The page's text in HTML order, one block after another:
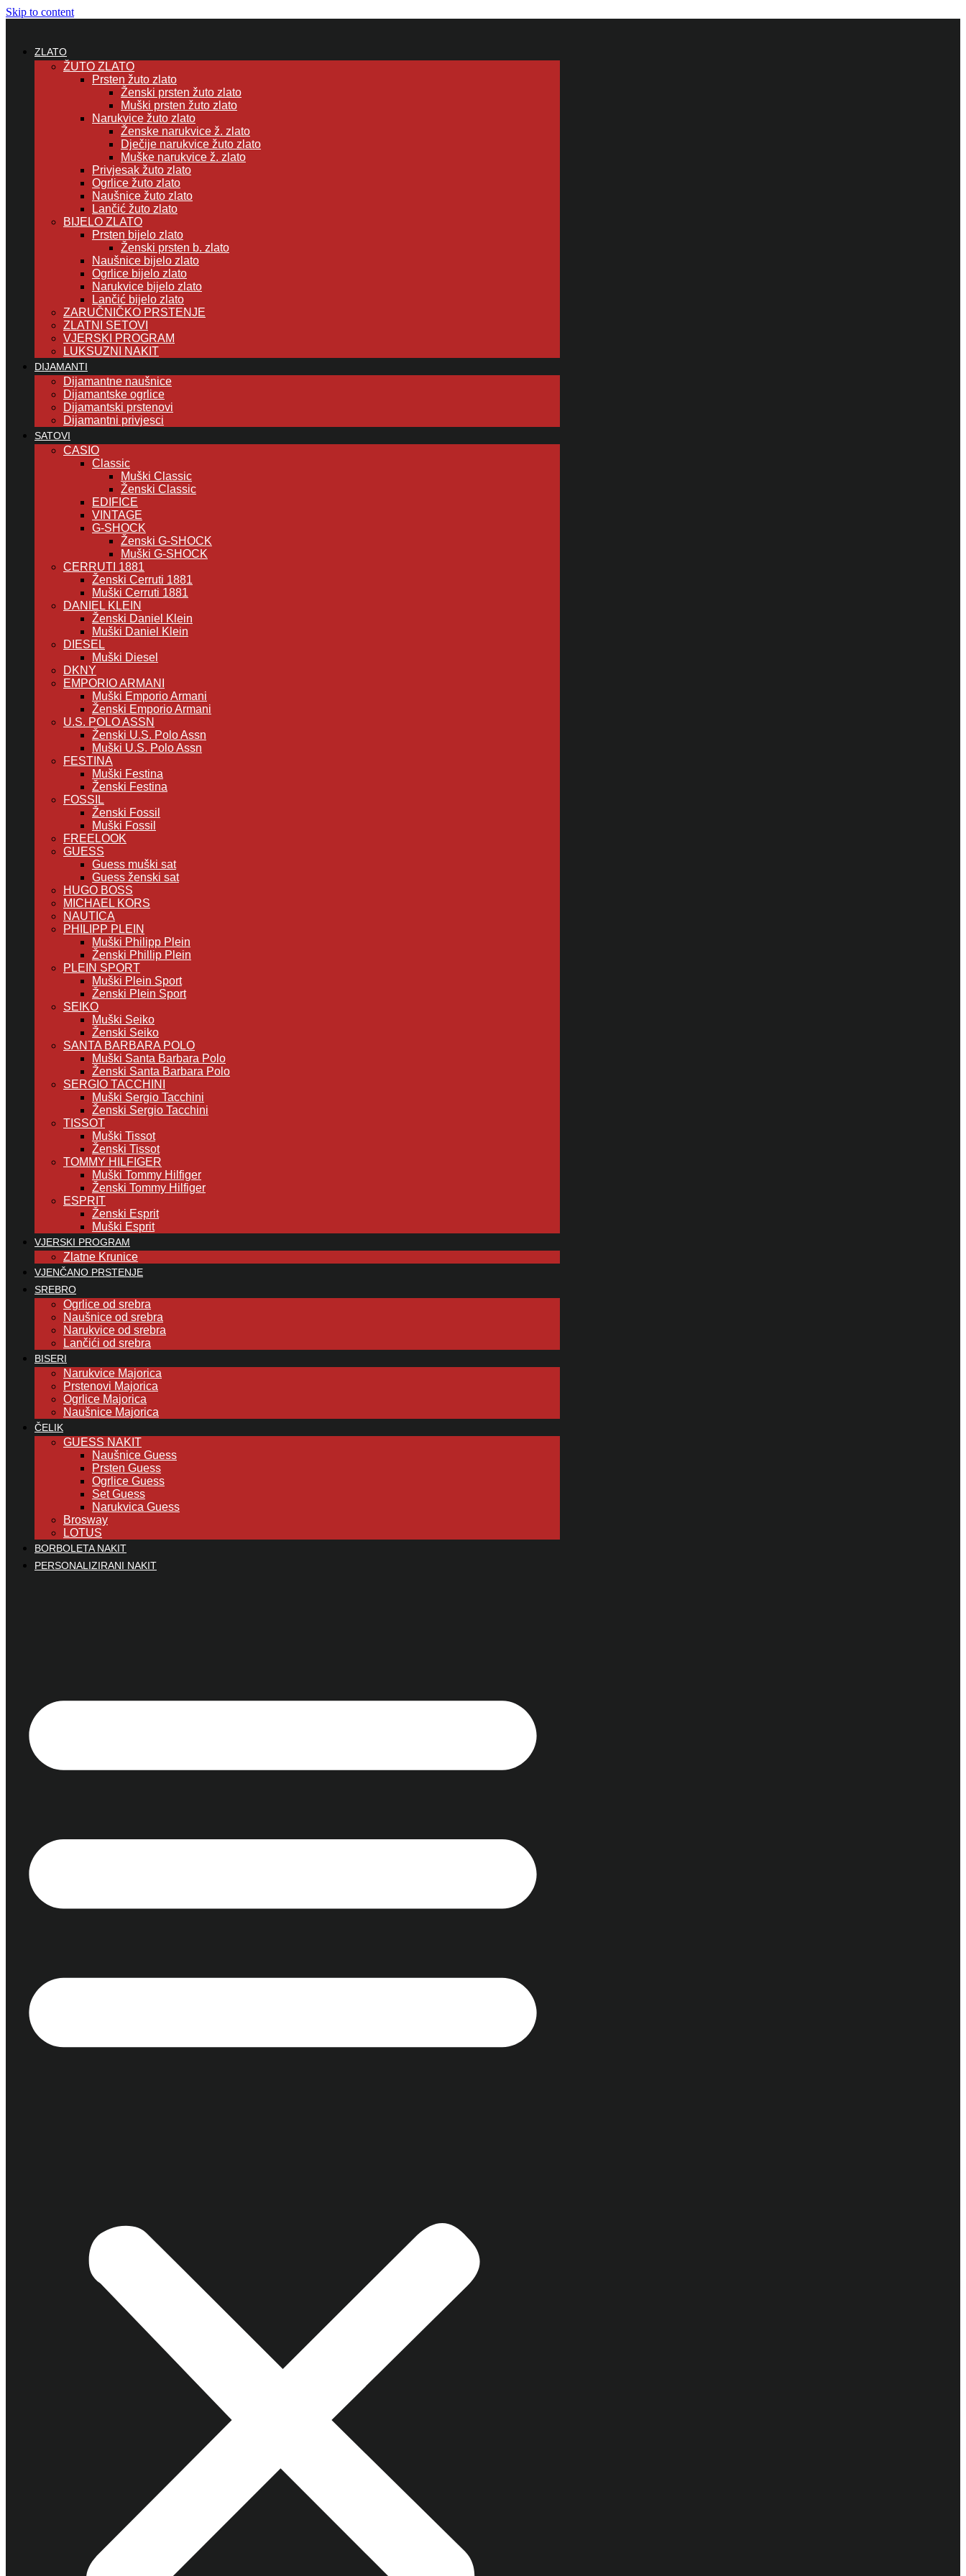
Skip to content
ZLATO
ŽUTO ZLATO
Prsten žuto zlato
Ženski prsten žuto zlato
Muški prsten žuto zlato
Narukvice žuto zlato
Ženske narukvice ž. zlato
Dječije narukvice žuto zlato
Muške narukvice ž. zlato
Privjesak žuto zlato
Ogrlice žuto zlato
Naušnice žuto zlato
Lančić žuto zlato
BIJELO ZLATO
Prsten bijelo zlato
Ženski prsten b. zlato
Naušnice bijelo zlato
Ogrlice bijelo zlato
Narukvice bijelo zlato
Lančić bijelo zlato
ZARUČNIČKO PRSTENJE
ZLATNI SETOVI
VJERSKI PROGRAM
LUKSUZNI NAKIT
DIJAMANTI
Dijamantne naušnice
Dijamantske ogrlice
Dijamantski prstenovi
Dijamantni privjesci
SATOVI
CASIO
Classic
Muški Classic
Ženski Classic
EDIFICE
VINTAGE
G-SHOCK
Ženski G-SHOCK
Muški G-SHOCK
CERRUTI 1881
Ženski Cerruti 1881
Muški Cerruti 1881
DANIEL KLEIN
Ženski Daniel Klein
Muški Daniel Klein
DIESEL
Muški Diesel
DKNY
EMPORIO ARMANI
Muški Emporio Armani
Ženski Emporio Armani
U.S. POLO ASSN
Ženski U.S. Polo Assn
Muški U.S. Polo Assn
FESTINA
Muški Festina
Ženski Festina
FOSSIL
Ženski Fossil
Muški Fossil
FREELOOK
GUESS
Guess muški sat
Guess ženski sat
HUGO BOSS
MICHAEL KORS
NAUTICA
PHILIPP PLEIN
Muški Philipp Plein
Ženski Phillip Plein
PLEIN SPORT
Muški Plein Sport
Ženski Plein Sport
SEIKO
Muški Seiko
Ženski Seiko
SANTA BARBARA POLO
Muški Santa Barbara Polo
Ženski Santa Barbara Polo
SERGIO TACCHINI
Muški Sergio Tacchini
Ženski Sergio Tacchini
TISSOT
Muški Tissot
Ženski Tissot
TOMMY HILFIGER
Muški Tommy Hilfiger
Ženski Tommy Hilfiger
ESPRIT
Ženski Esprit
Muški Esprit
VJERSKI PROGRAM
Zlatne Krunice
VJENČANO PRSTENJE
SREBRO
Ogrlice od srebra
Naušnice od srebra
Narukvice od srebra
Lančići od srebra
BISERI
Narukvice Majorica
Prstenovi Majorica
Ogrlice Majorica
Naušnice Majorica
ČELIK
GUESS NAKIT
Naušnice Guess
Prsten Guess
Ogrlice Guess
Set Guess
Narukvica Guess
Brosway
LOTUS
BORBOLETA NAKIT
PERSONALIZIRANI NAKIT